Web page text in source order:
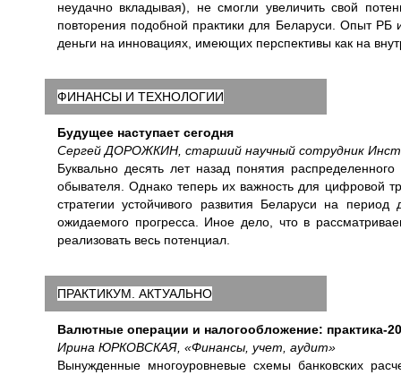
неудачно вкладывая), не смогли увеличить свой
повторения подобной практики для Беларуси. Опыт РБ
деньги на инновациях, имеющих перспективы как на
ФИНАНСЫ И ТЕХНОЛОГИИ
Будущее наступает сегодня
Сергей ДОРОЖКИН, старший научный сотрудник
Буквально десять лет назад понятия
обывателя. Однако теперь их важность для цифровой
стратегии устойчивого развития Беларуси на
ожидаемого прогресса. Иное дело, что в
реализовать весь потенциал.
ПРАКТИКУМ. АКТУАЛЬНО
Валютные операции и налогообложение: практика-
Ирина ЮРКОВСКАЯ, «Финансы, учет, аудит»
Вынужденные многоуровневые схемы банковских